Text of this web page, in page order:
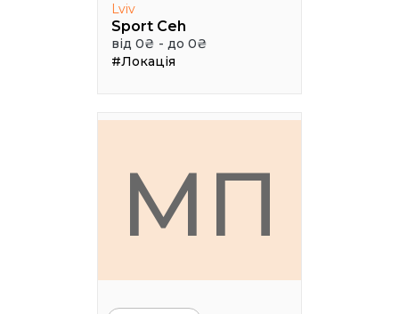
Lviv
Sport Ceh
від 0₴ - до 0₴
#Локація
МП